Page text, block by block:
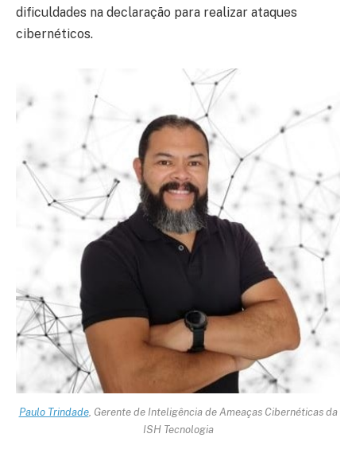
dificuldades na declaração para realizar ataques
cibernéticos.
Paulo Trindade, Gerente de Inteligência de Ameaças Cibernéticas da
ISH Tecnologia